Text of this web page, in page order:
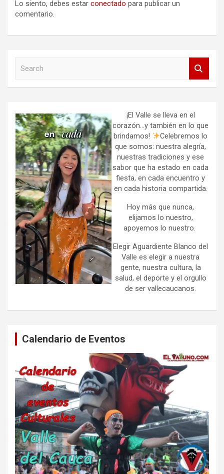
Lo siento, debes estar conectado para publicar un
comentario.
h
¡El Valle se lleva en el
corazón…y también en lo que
brindamos!
Celebremos lo
que somos: nuestra alegría,
nuestras tradiciones y ese
sabor que ha estado en cada
fiesta, en cada encuentro y
en cada historia compartida.
Hoy más que nunca,
elijamos lo nuestro,
apoyemos lo nuestro.
Elegir Aguardiente Blanco del
Valle es elegir a nuestra
gente, nuestra cultura, la
salud, el deporte y el orgullo
de ser vallecaucanos.
Calendario de Eventos